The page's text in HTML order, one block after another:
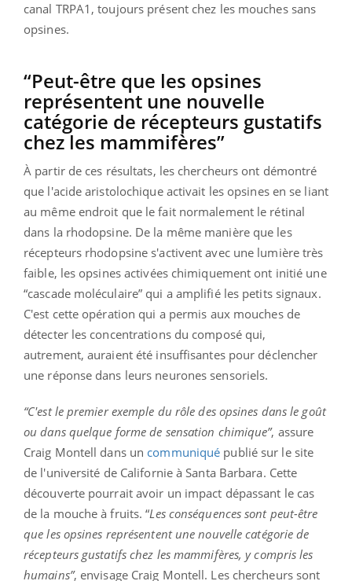
canal TRPA1, toujours présent chez les mouches sans
opsines.
“Peut-être que les opsines
représentent une nouvelle
catégorie de récepteurs gustatifs
chez les mammifères”
À partir de ces résultats, les chercheurs ont démontré
que l'acide aristolochique activait les opsines en se liant
au même endroit que le fait normalement le rétinal
dans la rhodopsine. De la même manière que les
récepteurs rhodopsine s'activent avec une lumière très
faible, les opsines activées chimiquement ont initié une
“cascade moléculaire” qui a amplifié les petits signaux.
C'est cette opération qui a permis aux mouches de
détecter les concentrations du composé qui,
autrement, auraient été insuffisantes pour déclencher
une réponse dans leurs neurones sensoriels.
“C'est le premier exemple du rôle des opsines dans le goût
ou dans quelque forme de sensation chimique”, assure
Craig Montell dans un communiqué publié sur le site
de l'université de Californie à Santa Barbara. Cette
découverte pourrait avoir un impact dépassant le cas
de la mouche à fruits. “Les conséquences sont peut-être
que les opsines représentent une nouvelle catégorie de
récepteurs gustatifs chez les mammifères, y compris les
humains”, envisage Craig Montell. Les chercheurs sont